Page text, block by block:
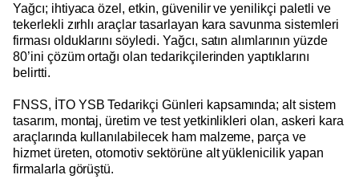
Yağcı; ihtiyaca özel, etkin, güvenilir ve yenilikçi paletli ve
tekerlekli zırhlı araçlar tasarlayan kara savunma sistemleri
firması olduklarını söyledi. Yağcı, satın alımlarının yüzde
80’ini çözüm ortağı olan tedarikçilerinden yaptıklarını
belirtti.
FNSS, İTO YSB Tedarikçi Günleri kapsamında; alt sistem
tasarım, montaj, üretim ve test yetkinlikleri olan, askeri kara
araçlarında kullanılabilecek ham malzeme, parça ve
hizmet üreten, otomotiv sektörüne alt yüklenicilik yapan
firmalarla görüştü.